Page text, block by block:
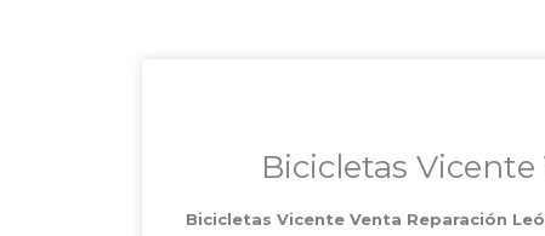
Bicicletas
Bicicletas Vicente Venta Reparación